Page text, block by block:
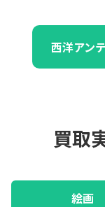
西洋アン
買取
絵画